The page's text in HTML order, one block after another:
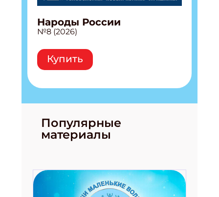
Народы России
№8 (2026)
Купить
Популярные
материалы